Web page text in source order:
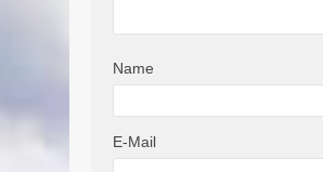
Name
E-Mail